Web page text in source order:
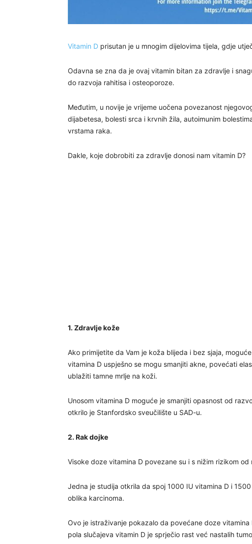
Vitamin D prisutan je u mnogim dijelovima tijela, gdje
Odavna se zna da je ovaj vitamin bitan za zdravlje i
do razvoja rahitisa i osteoporoze.
Međutim, u novije je vrijeme uočena povezanost
dijabetesa, bolesti srca i krvnih žila, autoimunim
vrstama raka.
Dakle, koje dobrobiti za zdravlje donosi nam vitamin D?
1. Zdravlje kože
Ako primijetite da Vam je koža blijeda i bez sjaja,
vitamina D uspješno se mogu smanjiti akne, povećati
ublažiti tamne mrlje na koži.
Unosom vitamina D moguće je smanjiti opasnost od
otkrilo je Stanfordsko sveučilište u SAD-u.
2. Rak dojke
Visoke doze vitamina D povezane su i s nižim rizikom od
Jedna je studija otkrila da spoj 1000 IU vitamina D i
oblika karcinoma.
Ovo je istraživanje pokazalo da povećane doze
pola slučajeva vitamin D je sprječio rast već nastalih